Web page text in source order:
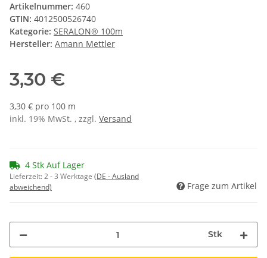
Artikelnummer: 460
GTIN: 4012500526740
Kategorie: SERALON® 100m
Hersteller: Amann Mettler
3,30 €
3,30 € pro 100 m
inkl. 19% MwSt. , zzgl. Versand
4 Stk Auf Lager
Lieferzeit:2 - 3 Werktage (DE - Ausland
abweichend)
Frage zum Artikel
Stk